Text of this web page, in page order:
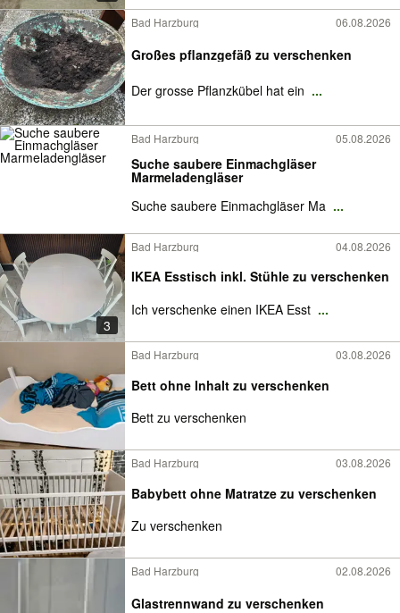
Bad Harzburg 06.08.2026
Großes pflanzgefäß zu verschenken
Der grosse Pflanzkübel hat ein ...
Bad Harzburg 05.08.2026
Suche saubere Einmachgläser
Marmeladengläser
Suche saubere Einmachgläser Ma ...
3
Bad Harzburg 04.08.2026
IKEA Esstisch inkl. Stühle zu verschenken
Ich verschenke einen IKEA Esst ...
Bad Harzburg 03.08.2026
Bett ohne Inhalt zu verschenken
Bett zu verschenken
Bad Harzburg 03.08.2026
Babybett ohne Matratze zu verschenken
Zu verschenken
Bad Harzburg 02.08.2026
Glastrennwand zu verschenken